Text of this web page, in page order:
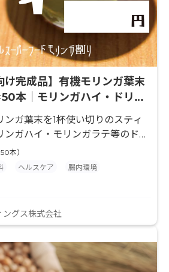
け完成品】有機モリンガ葉末
本｜モリンガハイ・ドリン
ンガ葉末を1杯使い切りのスティ
ンガハイ・モリンガラテ等のドリ
ま使える完成品。飲食店・ホテ
に最適。
本）
ヘルスケア
腸内環境
ングス株式会社